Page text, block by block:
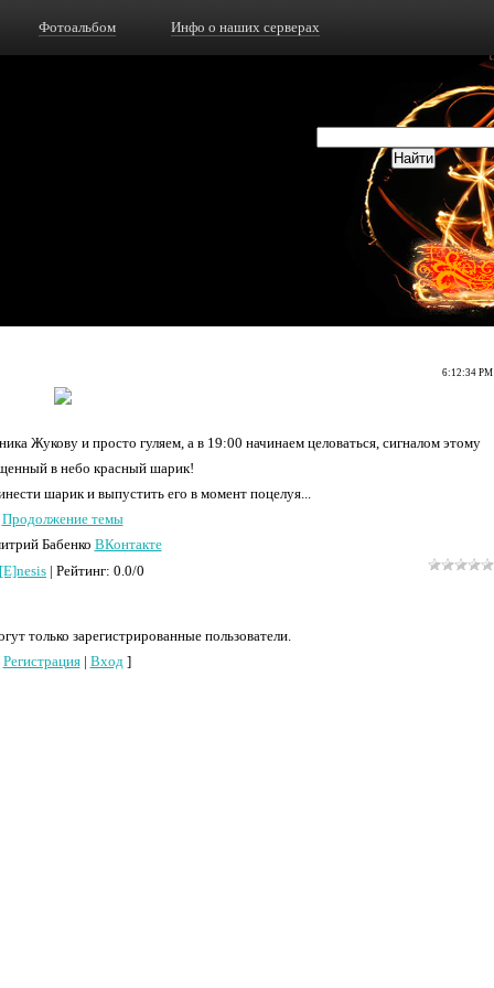
Фотоальбом Инфо о наших серверах
6:12:34 PM
Жукову и просто гуляем, а в 19:00 начинаем целоваться, сигналом этому
в небо красный шарик!
шарик и выпустить его в момент поцелуя...
Продолжение темы
Бабенко ВКонтакте
| Рейтинг: 0.0/0
только зарегистрированные пользователи.
Регистрация| Вход]